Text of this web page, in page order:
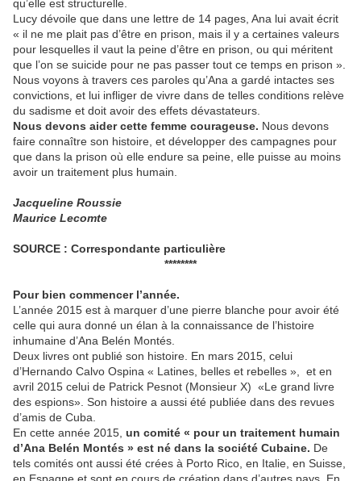
qu’elle est structurelle.
Lucy dévoile que dans une lettre de 14 pages, Ana lui avait écrit
« il ne me plait pas d’être en prison, mais il y a certaines valeurs
pour lesquelles il vaut la peine d’être en prison, ou qui méritent
que l’on se suicide pour ne pas passer tout ce temps en prison ».
Nous voyons à travers ces paroles qu’Ana a gardé intactes ses
convictions, et lui infliger de vivre dans de telles conditions relève
du sadisme et doit avoir des effets dévastateurs.
Nous devons aider cette femme courageuse. Nous devons
faire connaître son histoire, et développer des campagnes pour
que dans la prison où elle endure sa peine, elle puisse au moins
avoir un traitement plus humain.
Jacqueline Roussie
Maurice Lecomte
SOURCE : Correspondante particulière
********
Pour bien commencer l’année.
L’année 2015 est à marquer d’une pierre blanche pour avoir été
celle qui aura donné un élan à la connaissance de l’histoire
inhumaine d’Ana Belén Montés.
Deux livres ont publié son histoire. En mars 2015, celui
d’Hernando Calvo Ospina « Latines, belles et rebelles », et en
avril 2015 celui de Patrick Pesnot (Monsieur X) «Le grand livre
des espions». Son histoire a aussi été publiée dans des revues
d’amis de Cuba.
En cette année 2015, un comité « pour un traitement humain
d’Ana Belén Montés » est né dans la société Cubaine. De
tels comités ont aussi été crées à Porto Rico, en Italie, en Suisse,
en Espagne et sont en cours de création dans d’autres pays. En